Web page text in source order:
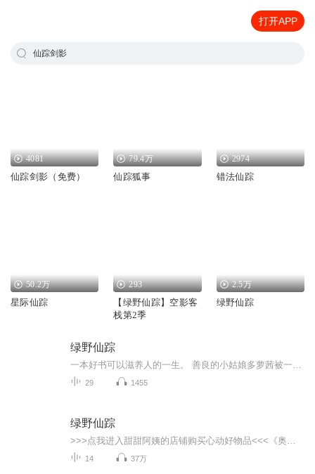
打开APP
仙踪剑影
4081
仙踪剑影（免费）
79.4万
仙踪狐事
2974
错法仙踪
50.2万
星际仙踪
293
【绿野仙踪】空影客
栈第2季
2.5万
绿野仙踪
绿野仙踪
29 1455
绿野仙踪
14 37万